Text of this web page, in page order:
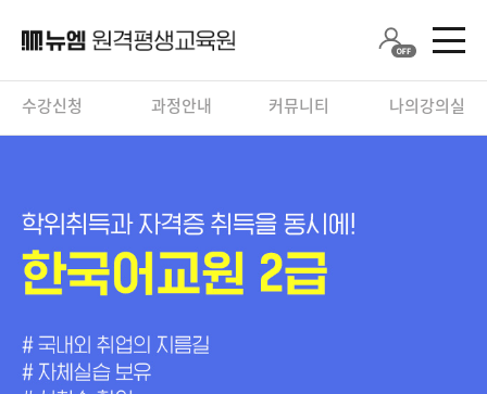
수강신청 과정안내 커뮤니티 나의강의실